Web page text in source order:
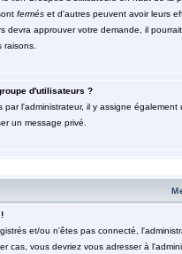
ferméset d'autres peuvent avoir leurs
devra approuver votre demande, il
d'utilisateurs ?
l'administrateur, il y assigne
un message privé.
et/ou n'êtes pas connecté,
cas, vous devriez vous adresser à